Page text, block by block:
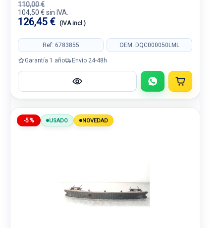
110,00 €
104,50 € sin IVA.
126,45 € (IVA incl.)
Ref: 6783855 OEM: DQC000050LML
Garantía 1 año Envío 24-48h
-5% USADO NOVEDAD